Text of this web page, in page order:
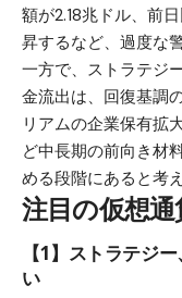
額が2.18兆ドル、前
昇するなど、過度な
一方で、ストラテジ
金流出は、回復基調
リアムの企業保有拡
ど中長期の前向き材
める段階にあると考
注目の仮想
【1】ストラテジ
い